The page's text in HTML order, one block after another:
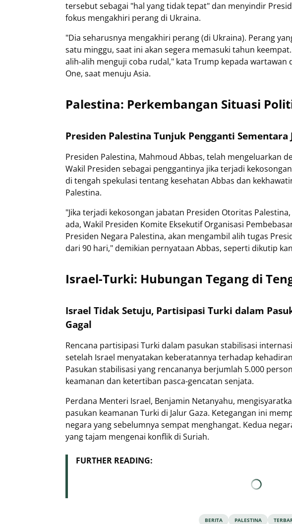
tersebut sebagai "hal yang tidak tepat" dan menyindir
fokus mengakhiri perang di Ukraina.
"Dia seharusnya mengakhiri perang (di Ukraina). Perang
satu minggu, saat ini akan segera memasuki tahun
alih-alih menguji coba rudal," kata Trump kepada wartawan
One, saat menuju Asia.
Palestina: Perkembangan Situasi
Presiden Palestina Tunjuk Pengganti Sementara
Presiden Palestina, Mahmoud Abbas, telah mengeluarkan
Wakil Presiden sebagai penggantinya jika terjadi
di tengah spekulasi tentang kesehatan Abbas dan
Palestina.
"Jika terjadi kekosongan jabatan Presiden Otoritas
ada, Wakil Presiden Komite Eksekutif Organisasi
Presiden Negara Palestina, akan mengambil alih tugas
dari 90 hari," demikian pernyataan Abbas, seperti dikutip
Israel-Turki: Hubungan Tegang di
Israel Tidak Setuju, Partisipasi Turki dalam
Gagal
Rencana partisipasi Turki dalam pasukan stabilisasi
setelah Israel menyatakan keberatannya terhadap
Pasukan stabilisasi yang rencananya berjumlah 5.000
keamanan dan ketertiban pasca-gencatan senjata.
Perdana Menteri Israel, Benjamin Netanyahu,
pasukan keamanan Turki di Jalur Gaza. Ketegangan ini
negara yang sebelumnya sempat menghangat. Kedua
yang tajam mengenai konflik di Suriah.
FURTHER READING:
BERITA PALESTINA